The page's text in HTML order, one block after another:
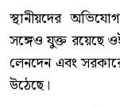
স্থানীয়দের
সঙ্গেও যুক্ত রয়েছে
লেনদেন এবং
উঠেছে।